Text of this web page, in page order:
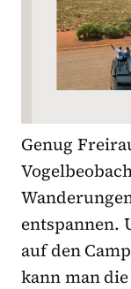
Genug
entspannen.
auf den
kann man